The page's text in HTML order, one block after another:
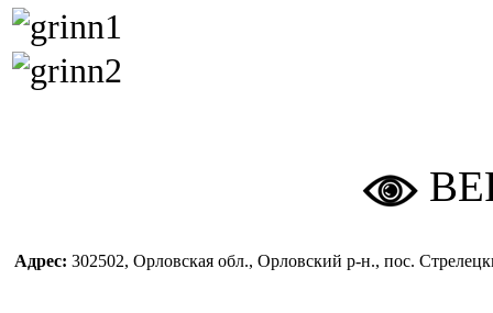
Адрес: 302502, Орловская обл., Орловский р-н., пос.